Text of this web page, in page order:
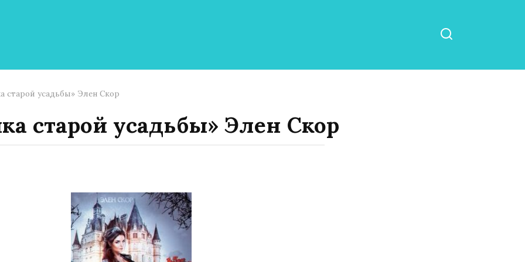
старой усадьбы» Элен Скор
старой усадьбы» Элен Скор